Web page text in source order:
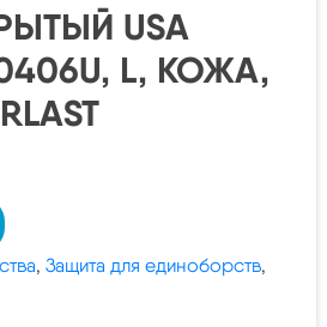
USA
L, КОЖА,
, Защита для единоборств,